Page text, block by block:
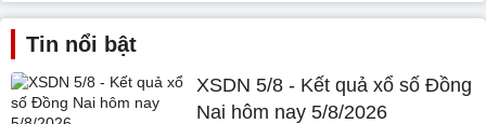
Tin nổi bật
XSDN 5/8 - Kết quả xổ số Đồng
Nai hôm nay 5/8/2026